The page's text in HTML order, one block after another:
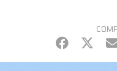
Facebook